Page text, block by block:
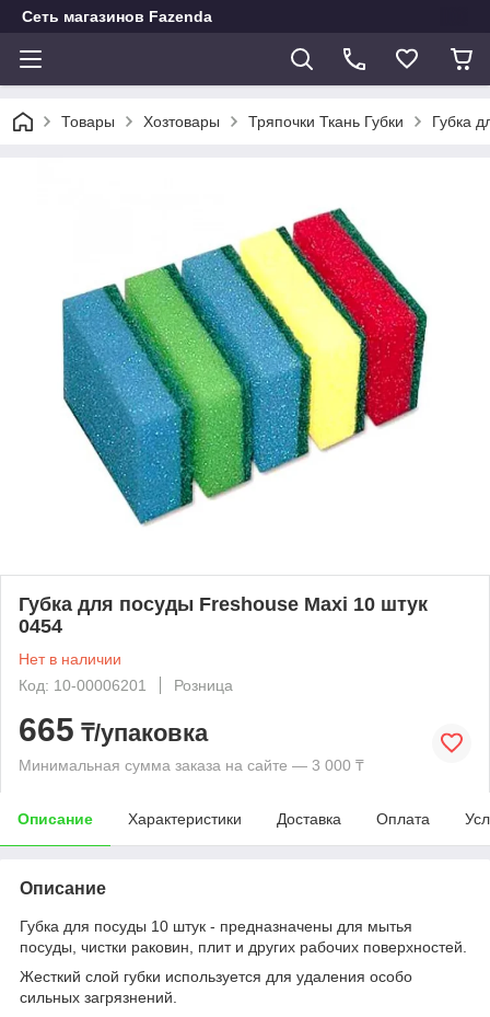
Сеть магазинов Fazenda
Товары Хозтовары Тряпочки Ткань Губки Губка
Губка для посуды Freshouse Maxi 10 штук
0454
Нет в наличии
Код: 10-00006201
Розница
665 ₸/упаковка
Минимальная сумма заказа на сайте — 3 000 ₸
Описание Характеристики Доставка Оплата
Описание
Губка для посуды 10 штук - предназначены для мытья
посуды, чистки раковин, плит и других рабочих поверхностей.
Жесткий слой губки используется для удаления особо
сильных загрязнений.